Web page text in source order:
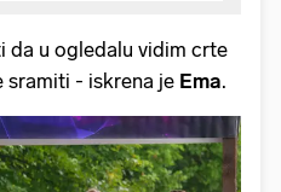
da u ogledalu vidim crte
sramiti - iskrena je Ema.